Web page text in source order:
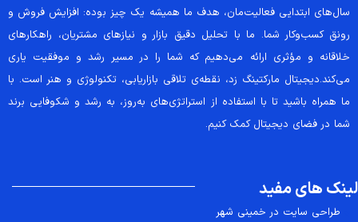
سال‌های ابتدایی فعالیت‌مان، هدف ما همیشه یک چیز بوده: افزایش فروش و
رونق کسب‌وکار شما. ما با تحلیل دقیق بازار و نیازهای مشتریان، راهکارهای
خلاقانه و مؤثری ارائه می‌دهیم که شما را در مسیر رشد و موفقیت یاری
می‌کند.دیجیتال مارکتینگ زد، نقطه‌ی تلاقی بازاریابی، تکنولوژی و هنر است. با
ما همراه باشید تا با استفاده از استراتژی‌های به‌روز، به رشد و شکوفایی برند
شما در فضای دیجیتال کمک کنیم.
لینک های مفید
طراحی سایت در خمینی شهر